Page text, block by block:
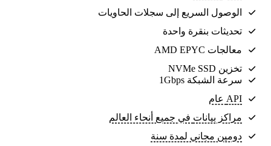
الوصول السريع إلى سجلات الحاويات
تحديثات بنقرة واحدة
معالجات AMD EPYC
تخزين NVMe SSD
سرعة الشبكة 1Gbps
API عام
مراكز بيانات في جميع أنحاء العالم
دومين مجاني لمدة سنة